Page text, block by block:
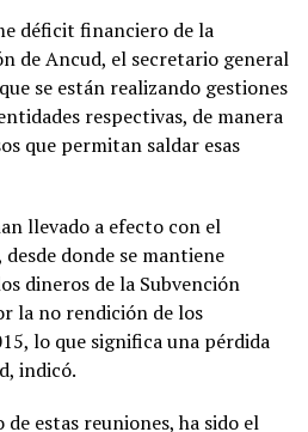
déficit financiero de la
de Ancud, el secretario general
se están realizando gestiones
respectivas, de manera
que permitan saldar esas
llevado a efecto con el
donde se mantiene
dineros de la Subvención
la no rendición de los
lo que significa una pérdida
indicó.
estas reuniones, ha sido el